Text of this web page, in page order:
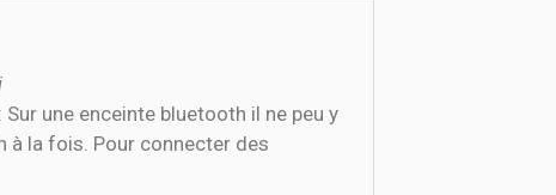
une enceinte bluetooth il ne peu y
à la fois. Pour connecter des